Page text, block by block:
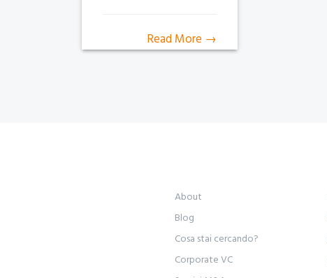
Read More →
About
Blog
Cosa stai cercando?
Corporate VC